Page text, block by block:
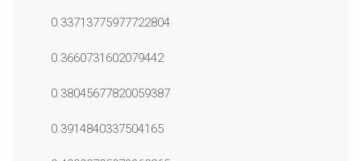
0.33713775977722804
0.3660731602079442
0.38045677820059387
0.3914840337504165